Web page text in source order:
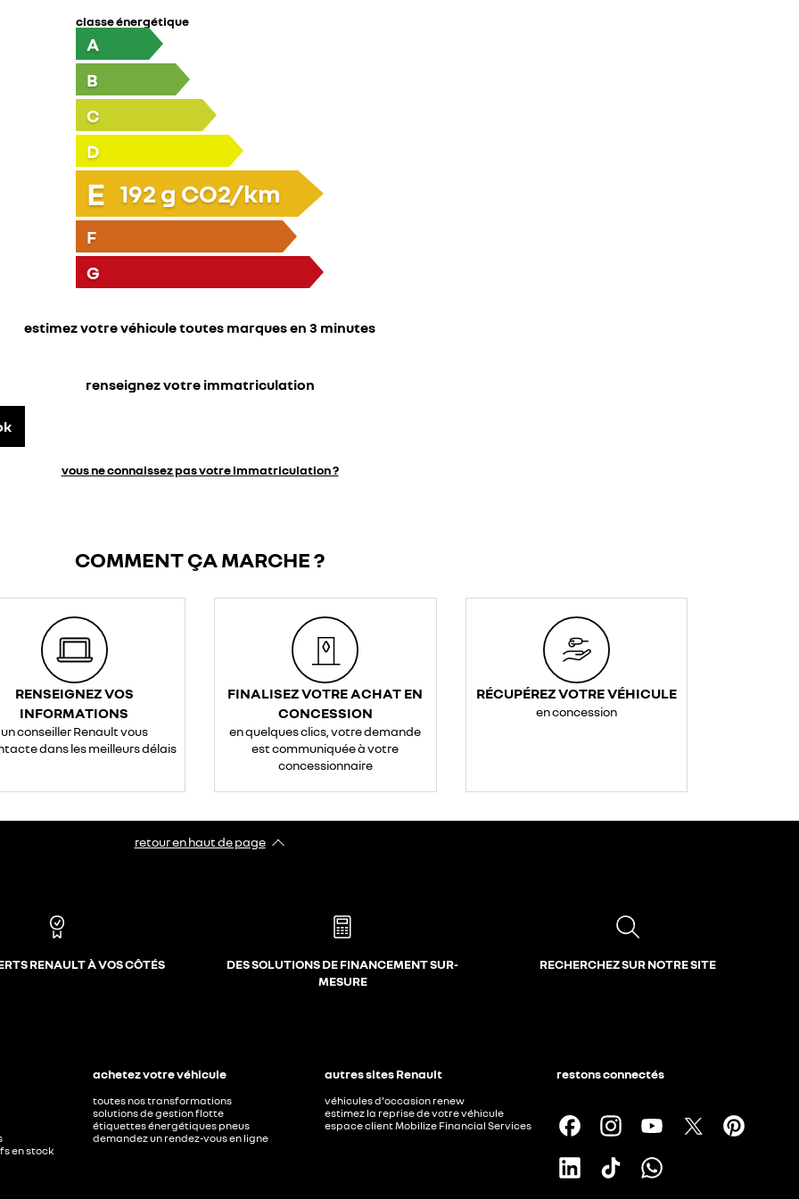
classe énergétique
A
B
C
D
E 192 g CO2/km
F
G
estimez votre véhicule toutes marques en 3 minutes
renseignez votre immatriculation
vous ne connaissez pas votre immatriculation ?
COMMENT ÇA MARCHE ?
RENSEIGNEZ VOS
INFORMATIONS
un conseiller Renault vous
dans les meilleurs délais
FINALISEZ VOTRE ACHAT EN
CONCESSION
en quelques clics, votre demande
est communiquée à votre
concessionnaire
RÉCUPÉREZ VOTRE VÉHICULE
en concession
retour en haut de page​
RENAULT À VOS CÔTÉS
DES SOLUTIONS DE FINANCEMENT SUR-
MESURE
RECHERCHEZ SUR NOTRE SITE
en stock
achetez votre véhicule
toutes nos transformations
solutions de gestion flotte
étiquettes énergétiques pneus
demandez un rendez-vous en ligne
autres sites Renault
véhicules d'occasion renew
estimez la reprise de votre véhicule
espace client Mobilize Financial Services
restons connectés